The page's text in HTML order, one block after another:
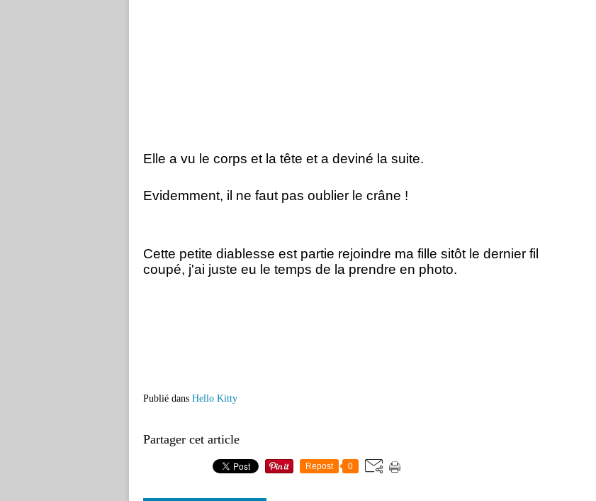
Elle a vu le corps et la tête et a deviné la suite.
Evidemment, il ne faut pas oublier le crâne !
Cette petite diablesse est partie rejoindre ma fille sitôt le dernier fil
coupé, j'ai juste eu le temps de la prendre en photo.
Publié dans Hello Kitty
Partager cet article
Repost 0